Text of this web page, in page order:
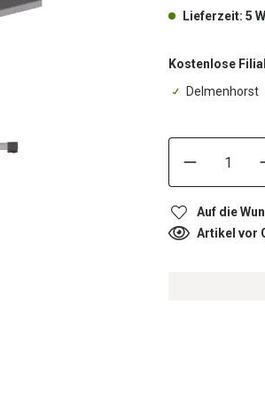
Lieferzeit: 5
Kostenlose
Delmenhorst
Auf die
Artikel vor